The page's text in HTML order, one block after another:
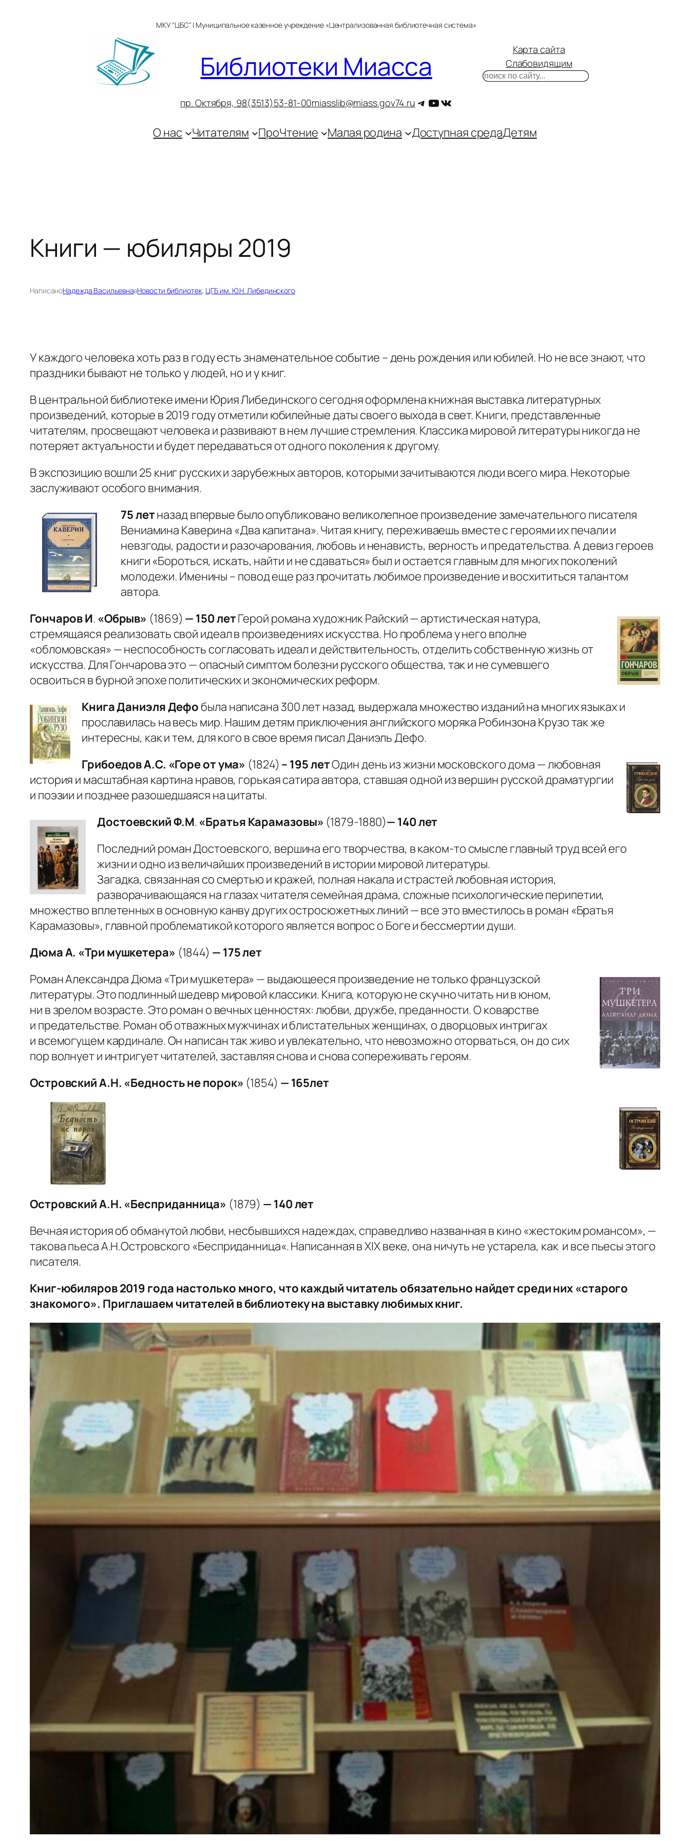
МКУ "ЦБС" | Муниципальное казенное учреждение «Централизованная библиотечная система»
Библиотеки Миасса
пр. Октября, 98(3513)53-81-00miasslib@miass.gov74.ru Telegram
YouTube
ВКонтакте
Карта сайта
Слабовидящим
Поиск
О нас Читателям ПроЧтение Малая родина Доступная средаДетям
Книги — юбиляры 2019
НаписаноНадежда ВасильевнавНовости библиотек, ЦГБ им. Ю.Н. Либединского
У каждого человека хоть раз в году есть знаменательное событие – день рождения или юбилей. Но не все знают, что
праздники бывают не только у людей, но и у книг.
В центральной библиотеке имени Юрия Либединского сегодня оформлена книжная выставка литературных
произведений, которые в 2019 году отметили юбилейные даты своего выхода в свет. Книги, представленные
читателям, просвещают человека и развивают в нем лучшие стремления. Классика мировой литературы никогда не
потеряет актуальности и будет передаваться от одного поколения к другому.
В экспозицию вошли 25 книг русских и зарубежных авторов, которыми зачитываются люди всего мира. Некоторые
заслуживают особого внимания.
75 летназад впервые было опубликовано великолепное произведение замечательного писателя
Вениамина Каверина «Два капитана». Читая книгу, переживаешь вместе с героями их печали и
невзгоды, радости и разочарования, любовь и ненависть, верность и предательства. А девиз героев
книги «Бороться, искать, найти и не сдаваться» был и остается главным для многих поколений
молодежи. Именины – повод еще раз прочитать любимое произведение и восхититься талантом
автора.
Гончаров И. «Обрыв» (1869) — 150 летГерой романа художник Райский — артистическая натура,
стремящаяся реализовать свой идеал в произведениях искусства. Но проблема у него вполне
«обломовская» — неспособность согласовать идеал и действительность, отделить собственную жизнь от
искусства. Для Гончарова это — опасный симптом болезни русского общества, так и не сумевшего
освоиться в бурной эпохе политических и экономических реформ.
Книга Даниэля Дефобыла написана 300 лет назад, выдержала множество изданий на многих языках и
прославилась на весь мир. Нашим детям приключения английского моряка Робинзона Крузо так же
интересны, как и тем, для кого в свое время писал Даниэль Дефо.
Грибоедов А.С. «Горе от ума» (1824) – 195 летОдин день из жизни московского дома — любовная
история и масштабная картина нравов, горькая сатира автора, ставшая одной из вершин русской драматургии
и поэзии и позднее разошедшаяся на цитаты.
Достоевский Ф.М. «Братья Карамазовы» (1879-1880)— 140 лет
Последний роман Достоевского, вершина его творчества, в каком-то смысле главный труд всей его
жизни и одно из величайших произведений в истории мировой литературы.
Загадка, связанная со смертью и кражей, полная накала и страстей любовная история,
разворачивающаяся на глазах читателя семейная драма, сложные психологические перипетии,
множество вплетенных в основную канву других остросюжетных линий — все это вместилось в роман «Братья
Карамазовы», главной проблематикой которого является вопрос о Боге и бессмертии души.
Дюма А. «Три мушкетера» (1844) — 175 лет
Роман Александра Дюма «Три мушкетера» — выдающееся произведение не только французской
литературы. Это подлинный шедевр мировой классики. Книга, которую не скучно читать ни в юном,
ни в зрелом возрасте. Это роман о вечных ценностях: любви, дружбе, преданности. О коварстве
и предательстве. Роман об отважных мужчинах и блистательных женщинах, о дворцовых интригах
и всемогущем кардинале. Он написан так живо и увлекательно, что невозможно оторваться, он до сих
пор волнует и интригует читателей, заставляя снова и снова сопереживать героям.
Островский А.Н. «Бедность не порок» (1854) — 165лет
Островский А.Н. «Бесприданница» (1879) — 140 лет
Вечная история об обманутой любви, несбывшихся надеждах, справедливо названная в кино «жестоким романсом», —
такова пьеса А.Н.Островского «Бесприданница«. Написанная в XIX веке, она ничуть не устарела, как и все пьесы этого
писателя.
Книг-юбиляров 2019 года настолько много, что каждый читатель обязательно найдет среди них «старого
знакомого». Приглашаемчитателей в библиотеку на выставку любимых книг.